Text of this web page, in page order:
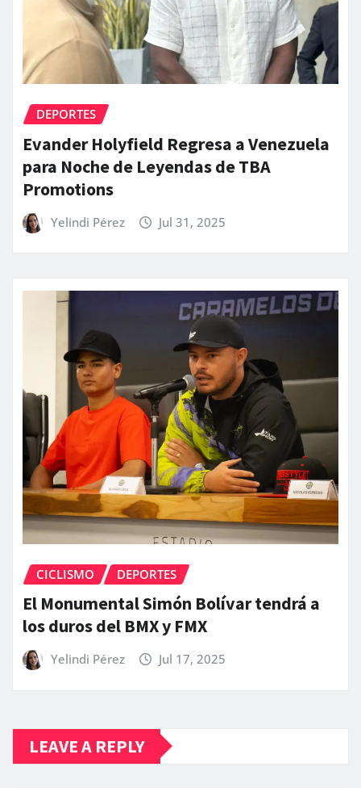
DEPORTES
Evander Holyfield Regresa a Venezuela
para Noche de Leyendas de TBA
Promotions
Yelindi Pérez Jul 31, 2025
CICLISMO DEPORTES
El Monumental Simón Bolívar tendrá a
los duros del BMX y FMX
Yelindi Pérez Jul 17, 2025
LEAVE A REPLY